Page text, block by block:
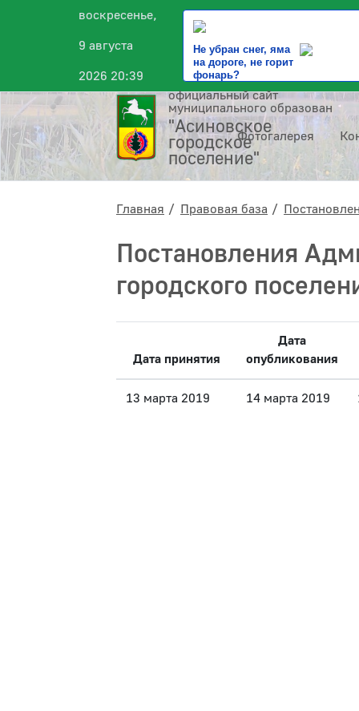
воскресенье,
9 августа
2026 20:39
Не убран снег, яма
на дороге, не горит
фонарь?
официальный сайт
муниципального образования
"Асиновское
городское
поселение"
Фотогалерея
Главная Правовая база
Постановления
городского
Дата принятия
Дата
опубликования
13 марта 2019 14 марта 2019